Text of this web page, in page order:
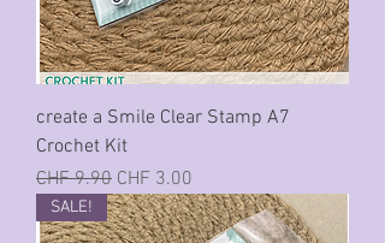
create a Smile Clear Stamp A7
Crochet Kit
Standardpreis
CHF 9.90 Sale-Preis
CHF 3.00
SALE!